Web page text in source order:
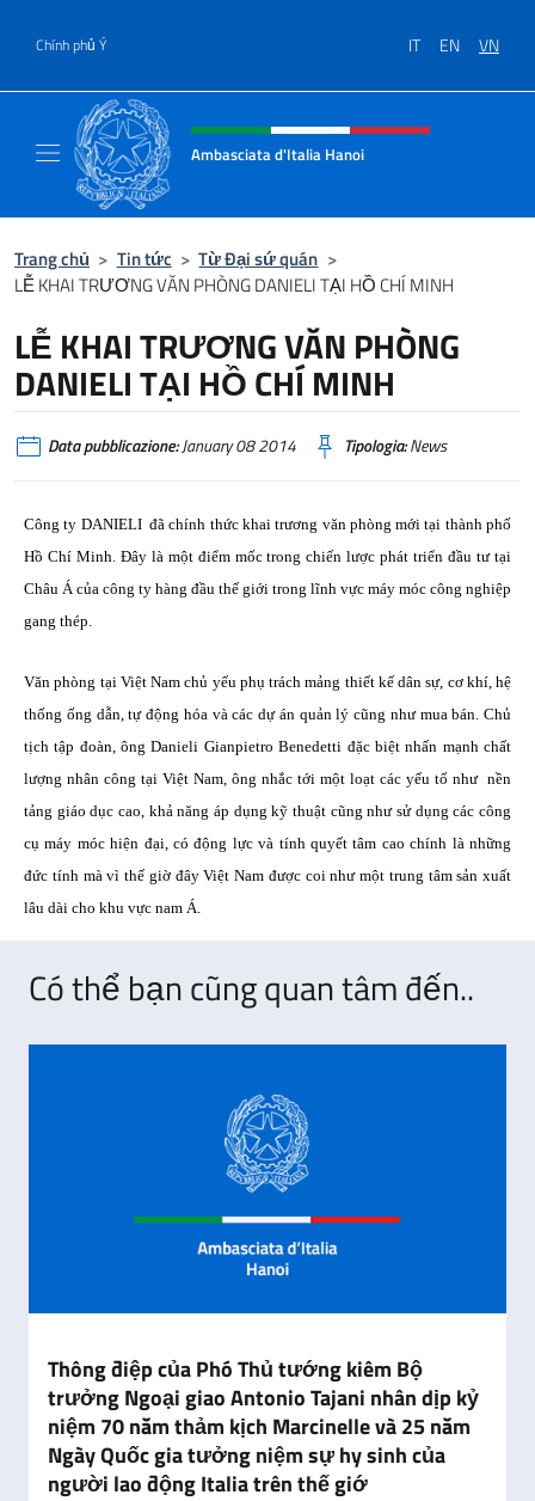
Chính phủ Ý IT EN VN
Header, social and menu of site
Ambasciata d'Italia Hanoi
Trang chủ > Tin tức > Từ Đại sứ quán >
LỄ KHAI TRƯƠNG VĂN PHÒNG DANIELI TẠI HỒ CHÍ MINH
LỄ KHAI TRƯƠNG VĂN PHÒNG
DANIELI TẠI HỒ CHÍ MINH
Data pubblicazione:January 08 2014 Tipologia:News
Công ty DANIELI đã chính thức khai trương văn phòng mới tại thành phố
Hồ Chí Minh. Đây là một điểm mốc trong chiến lược phát triển đầu tư tại
Châu Á của công ty hàng đầu thế giới trong lĩnh vực máy móc công nghiệp
gang thép.
Văn phòng tại Việt Nam chủ yếu phụ trách mảng thiết kế dân sự, cơ khí, hệ
thống ống dẫn, tự động hóa và các dự án quản lý cũng như mua bán. Chủ
tịch tập đoàn, ông Danieli Gianpietro Benedetti đặc biệt nhấn mạnh chất
lượng nhân công tại Việt Nam, ông nhắc tới một loạt các yếu tố như nền
tảng giáo dục cao, khả năng áp dụng kỹ thuật cũng như sử dụng các công
cụ máy móc hiện đại, có động lực và tính quyết tâm cao chính là những
đức tính mà vì thế giờ đây Việt Nam được coi như một trung tâm sản xuất
lâu dài cho khu vực nam Á.
Có thể bạn cũng quan tâm đến..
Thông điệp của Phó Thủ tướng kiêm Bộ
trưởng Ngoại giao Antonio Tajani nhân dịp kỷ
niệm 70 năm thảm kịch Marcinelle và 25 năm
Ngày Quốc gia tưởng niệm sự hy sinh của
người lao động Italia trên thế giớ